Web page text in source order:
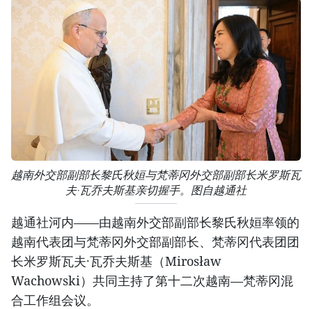
越南外交部副部长黎氏秋姮与梵蒂冈外交部副部长米罗斯瓦
夫·瓦乔夫斯基亲切握手。图自越通社
越通社河内——由越南外交部副部长黎氏秋姮率领的
越南代表团与梵蒂冈外交部副部长、梵蒂冈代表团团
长米罗斯瓦夫·瓦乔夫斯基（Mirosław
Wachowski）共同主持了第十二次越南—梵蒂冈混
合工作组会议。